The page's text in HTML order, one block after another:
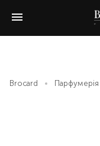
Brocard Парфумерія